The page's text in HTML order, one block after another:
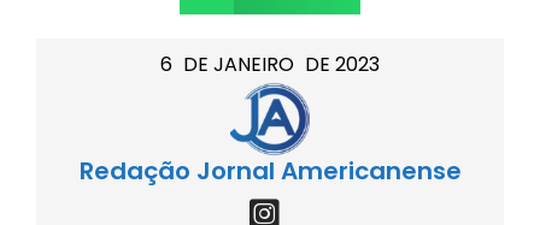
6 DE JANEIRO DE 2023
Redação Jornal Americanense